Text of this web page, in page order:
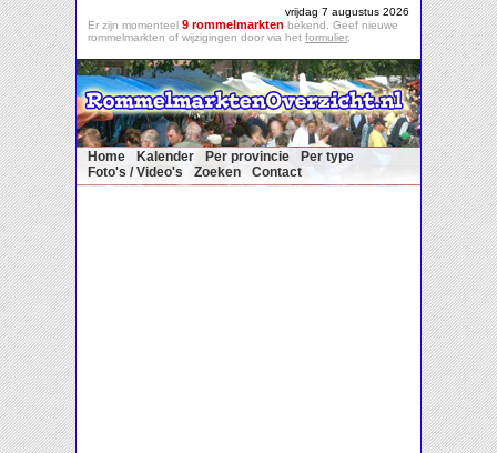
vrijdag 7 augustus 2026
Er zijn momenteel 9 rommelmarkten bekend. Geef nieuwe
rommelmarkten of wijzigingen door via het formulier.
Home Kalender Per provincie
Per type
Foto's / Video's
Zoeken Contact